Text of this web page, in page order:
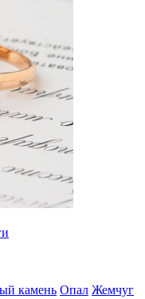
камень Опал Жемчуг